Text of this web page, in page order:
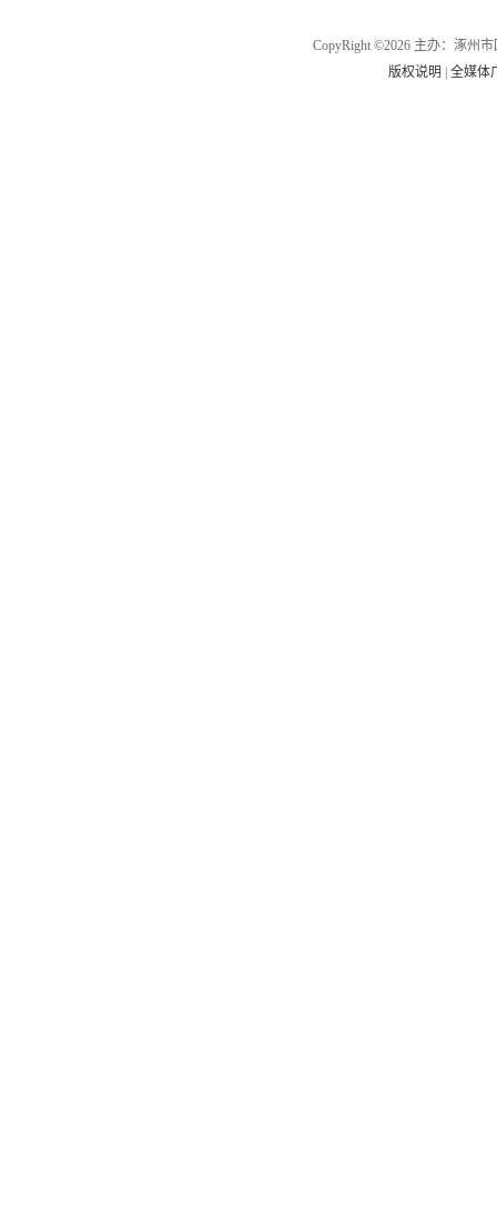
CopyRight ©2026 主办：涿州
版权说明
|全媒体